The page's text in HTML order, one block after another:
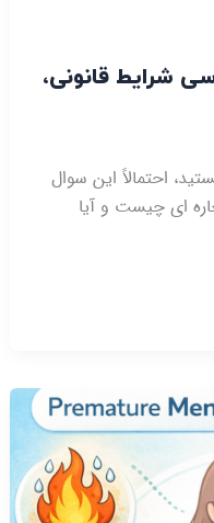
شرایط قانونی،
احتمالاً این سوال
ای چیست و آیا